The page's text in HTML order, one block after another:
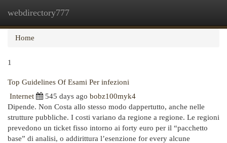
webdirectory777
Home
1
Top Guidelines Of Esami Per infezioni
Internet
545 days ago bobz100myk4
Dipende. Non Costa allo stesso modo dappertutto, anche nelle
strutture pubbliche. I costi variano da regione a regione. Le regioni
prevedono un ticket fisso intorno ai forty euro per il “pacchetto
base” di analisi, o addirittura l’esenzione for every alcune